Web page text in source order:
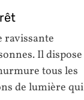
ravissante
Il dispose
tous les
de lumière qui